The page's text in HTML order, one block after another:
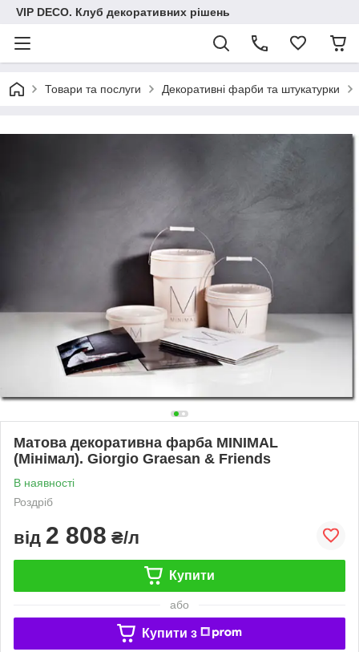
VIP DECO. Клуб декоративних рішень
Товари та послуги Декоративні фарби та штукатурки
Матова декоративна фарба MINIMAL
(Мінімал). Giorgio Graesan & Friends
В наявності
Роздріб
від 2 808 ₴/л
Купити
або
Купити з